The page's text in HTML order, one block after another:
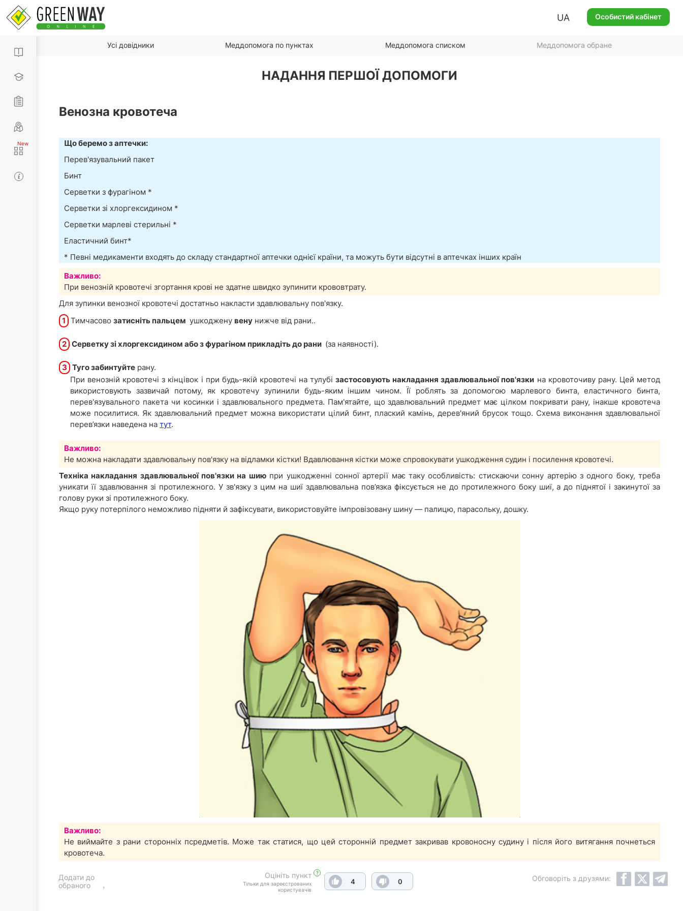
UA Особистий кабінет
Усі довідники Меддопомога по пунктах Меддопомога списком Меддопомога обране
НАДАННЯ ПЕРШОЇ ДОПОМОГИ
Венозна кровотеча
Що беремо з аптечки:
Перев'язувальний пакет
Бинт
Серветки з фурагіном *
Серветки зі хлоргексидином *
Серветки марлеві стерильні *
Еластичний бинт*
* Певні медикаменти входять до складу стандартної аптечки однієї країни, та можуть бути відсутні в аптечках інших країн
Важливо:
При венозній кровотечі згортання крові не здатне швидко зупинити крововтрату.
Для зупинки венозної кровотечі достатньо накласти здавлювальну пов'язку.
1 Тимчасово затисніть пальцем ушкоджену вену нижче від рани..
2 Серветку зі хлоргексидином або з фурагіном прикладіть до рани (за наявності).
3 Туго забинтуйте рану.
При венозній кровотечі з кінцівок і при будь-якій кровотечі на тулубізастосовують накладання здавлювальної пов'язки на кровоточиву рану. Цей метод
використовують зазвичай потому, як кровотечу зупинили будь-яким іншим чином. Її роблять за допомогою марлевого бинта, еластичного бинта,
перев'язувального пакета чи косинки і здавлювального предмета. Пам'ятайте, що здавлювальний предмет має цілком покривати рану, інакше кровотеча
може посилитися. Як здавлювальний предмет можна використати цілий бинт, плаский камінь, дерев'яний брусок тощо. Схема виконання здавлювальної
перев’язки наведена на тут.
Важливо:
Не можна накладати здавлювальну пов'язку на відламки кістки! Вдавлювання кістки може спровокувати ушкодження судин і посилення кровотечі.
Техніка накладання здавлювальної пов'язки на шиюпри ушкодженні сонної артерії має таку особливість: стискаючи сонну артерію з одного боку, треба
уникати її здавлювання зі протилежного. У зв'язку з цим на шиї здавлювальна пов’язка фіксується не до протилежного боку шиї, а до піднятої і закинутої за
голову руки зі протилежного боку.
Якщо руку потерпілого неможливо підняти й зафіксувати, використовуйте імпровізовану шину — палицю, парасольку, дошку.
Важливо:
Не виймайте з рани сторонніх псредметів. Може так статися, що цей сторонній предмет закривав кровоносну судину і після його витягання почнеться
кровотеча.
Оцініть пункт ?
Тільки для зареєстрованих
користувачів
4 0
Додати до
обраного
Обговоріть з друзями: